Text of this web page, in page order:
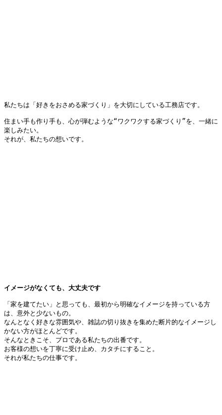
私たちは「好きをおさめる家づくり」を大切にしている工務店です。
住まい手も作り手も、心が弾むような“ワクワクする家づくり”を、一緒に
楽しみたい。
それが、私たちの想いです。
イメージがなくても、大丈夫です
「家を建てたい」と思っても、最初から明確なイメージを持っている方
は、意外と少ないもの。
なんとなく好きな雰囲気や、雑誌の切り抜きを集めた断片的なイメージし
かない方がほとんどです。
そんなときこそ、プロである私たちの出番です。
お客様の想いを丁寧に受け止め、カタチにすること。
それが私たちの仕事です。